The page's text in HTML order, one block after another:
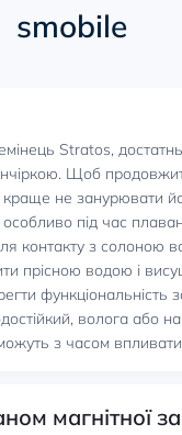
smobile
Stratos,
Щоб
не занурювати
особливо під час
контакту з солоною
прісною водою і
функціональність
волога або
з часом
магнітної